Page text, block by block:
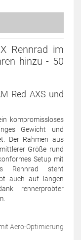
Rennrad im
hinzu - 50
Red AXS und
kompromissloses
Gewicht und
Der Rahmen aus
Größe rund
Setup mit
Rennrad steht
auch auf langen
rennerprobter
Aero-Optimierung